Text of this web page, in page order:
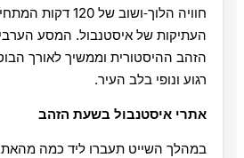
חוויה הלוך‑ושוב של
העתיקות של איסטנבול. המסע
הזהב ההיסטורית וממשיך לאורך
רגוע ונופי בלב העיר.
אתרי איסטנבול בשעת הזהב
במהלך השייט תעברו ליד כמה